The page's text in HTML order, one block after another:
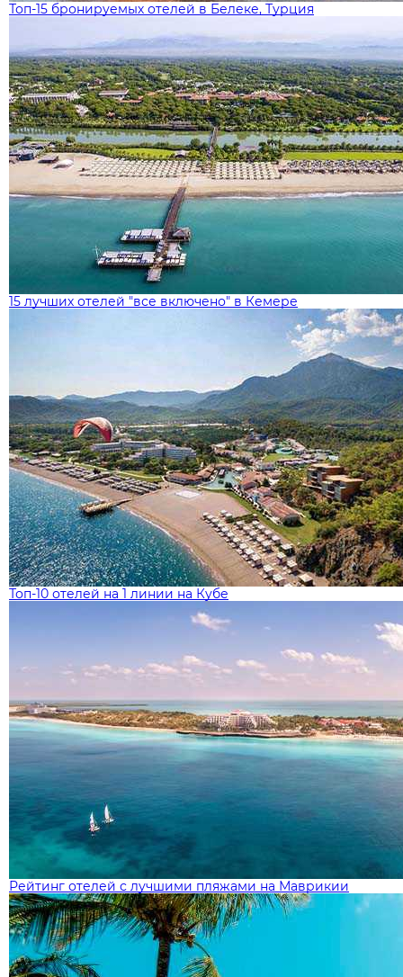
Топ-15 бронируемых отелей в Белеке, Турция
15 лучших отелей "все включено" в Кемере
Топ-10 отелей на 1 линии на Кубе
Рейтинг отелей с лучшими пляжами на Маврикии